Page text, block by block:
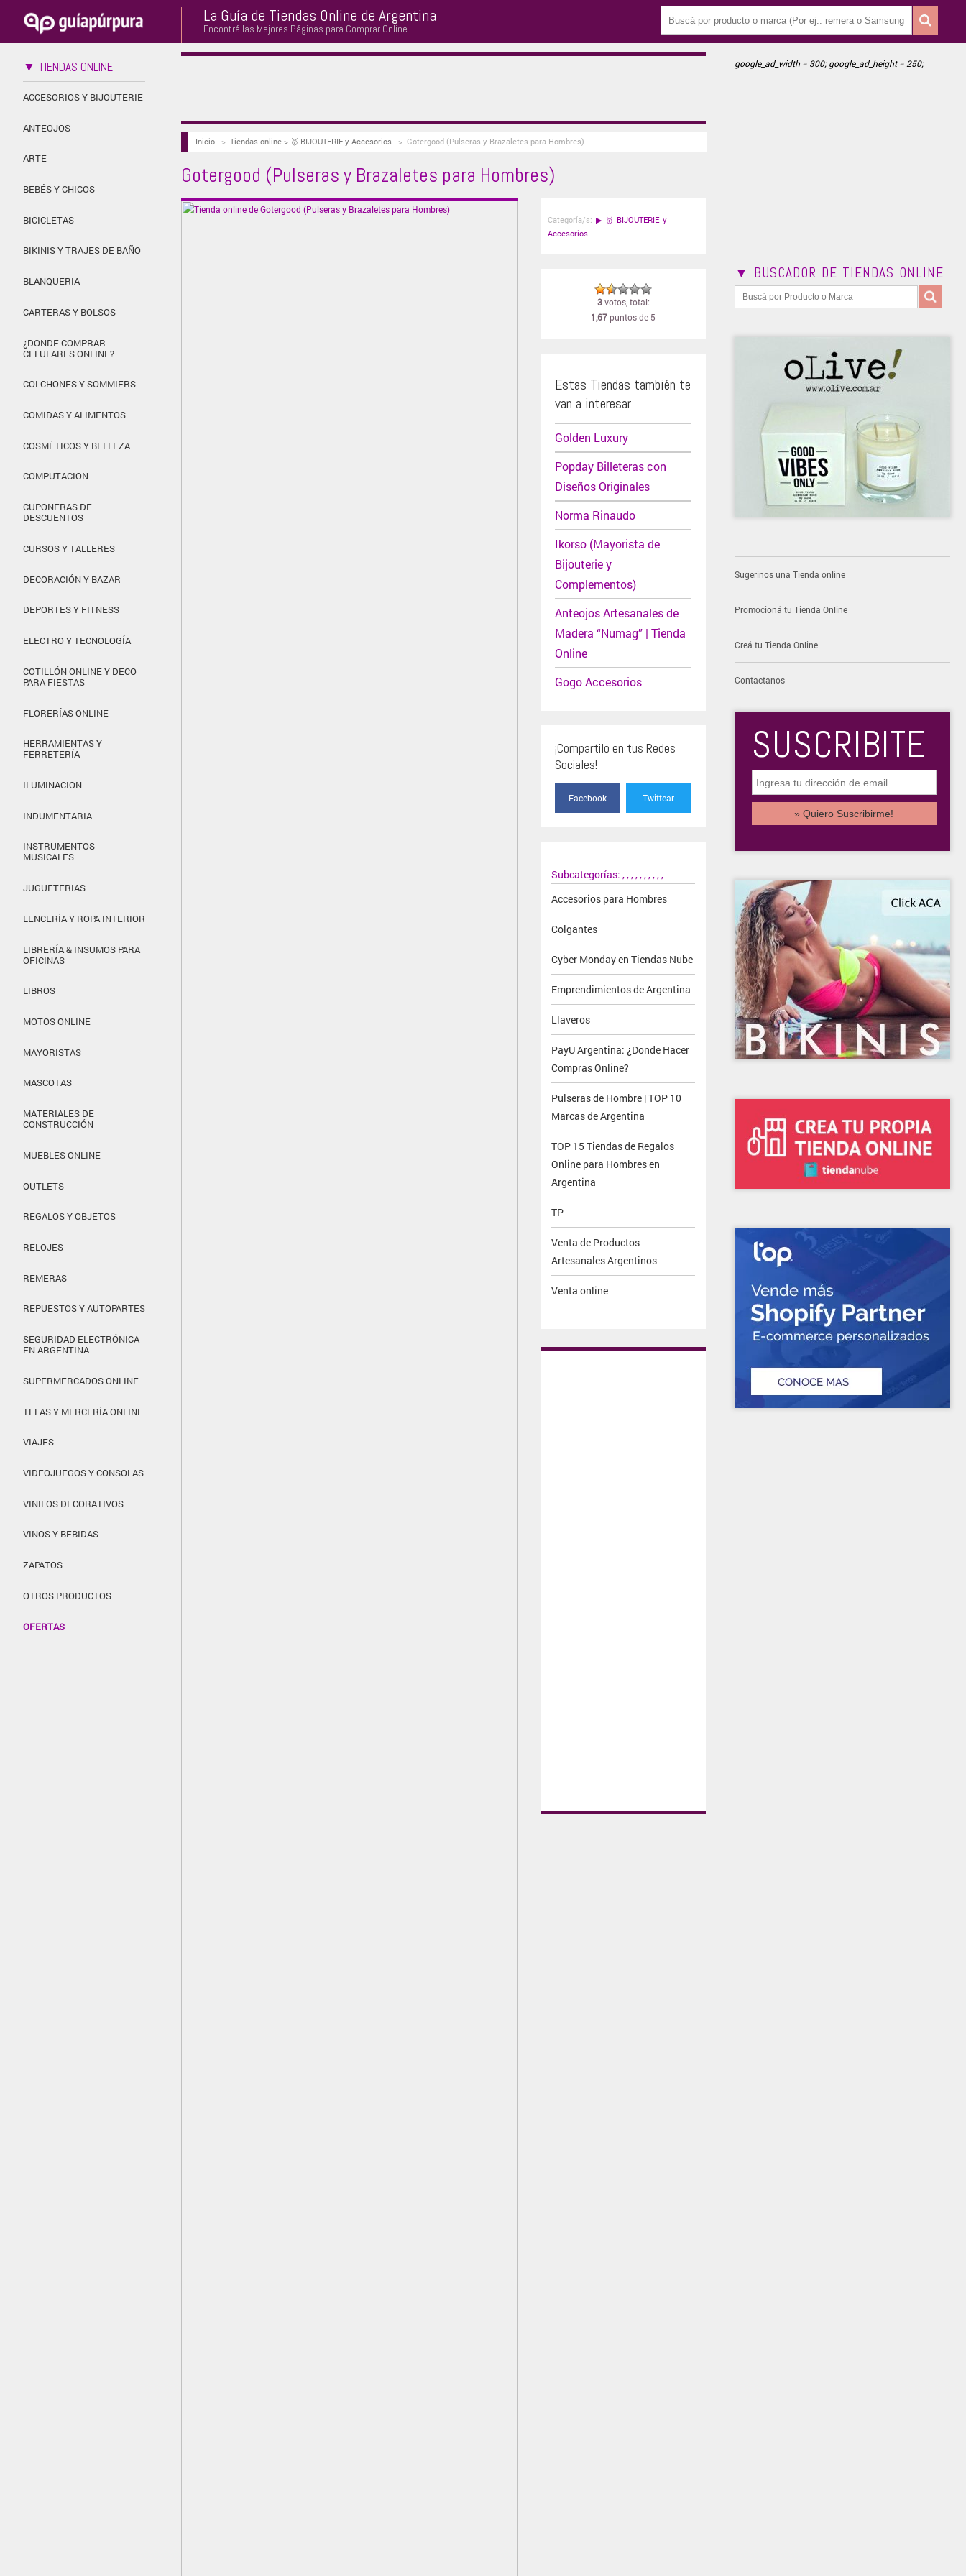
La Guía de Tiendas Online de Argentina
Encontrá las Mejores Páginas para Comprar Online
▼ TIENDAS ONLINE
ACCESORIOS Y BIJOUTERIE
ANTEOJOS
ARTE
BEBÉS Y CHICOS
BICICLETAS
BIKINIS Y TRAJES DE BAÑO
BLANQUERIA
CARTERAS Y BOLSOS
¿DONDE COMPRAR
CELULARES ONLINE?
COLCHONES Y SOMMIERS
COMIDAS Y ALIMENTOS
COSMÉTICOS Y BELLEZA
COMPUTACION
CUPONERAS DE
DESCUENTOS
CURSOS Y TALLERES
DECORACIÓN Y BAZAR
DEPORTES Y FITNESS
ELECTRO Y TECNOLOGÍA
COTILLÓN ONLINE Y DECO
PARA FIESTAS
FLORERÍAS ONLINE
HERRAMIENTAS Y
FERRETERÍA
ILUMINACION
INDUMENTARIA
INSTRUMENTOS
MUSICALES
JUGUETERIAS
LENCERÍA Y ROPA INTERIOR
LIBRERÍA & INSUMOS PARA
OFICINAS
LIBROS
MOTOS ONLINE
MAYORISTAS
MASCOTAS
MATERIALES DE
CONSTRUCCIÓN
MUEBLES ONLINE
OUTLETS
REGALOS Y OBJETOS
RELOJES
REMERAS
REPUESTOS Y AUTOPARTES
SEGURIDAD ELECTRÓNICA
EN ARGENTINA
SUPERMERCADOS ONLINE
TELAS Y MERCERÍA ONLINE
VIAJES
VIDEOJUEGOS Y CONSOLAS
VINILOS DECORATIVOS
VINOS Y BEBIDAS
ZAPATOS
OTROS PRODUCTOS
OFERTAS
Inicio> Tiendas online > 🥇 BIJOUTERIE y Accesorios > Gotergood (Pulseras y Brazaletes para Hombres)
Gotergood (Pulseras y Brazaletes para Hombres)
Categoría/s: ▶ 🥇 BIJOUTERIE y
Accesorios
3votos, total:
1,67puntos de 5
Estas Tiendas también te
van a interesar
Golden Luxury
Popday Billeteras con
Diseños Originales
Norma Rinaudo
Ikorso (Mayorista de
Bijouterie y
Complementos)
Anteojos Artesanales de
Madera “Numag” | Tienda
Online
Gogo Accesorios
¡Compartilo en tus Redes
Sociales!
Facebook Twittear
Subcategorías:
Accesorios para Hombres
,
Colgantes
,
Cyber Monday en Tiendas Nube
,
Emprendimientos de Argentina
,
Llaveros
,
PayU Argentina: ¿Donde Hacer
Compras Online?
,
Pulseras de Hombre | TOP 10
Marcas de Argentina
,
TOP 15 Tiendas de Regalos
Online para Hombres en
Argentina
,
TP
,
Venta de Productos
Artesanales Argentinos
,
Venta online
google_ad_width = 300; google_ad_height = 250;
▼ BUSCADOR DE TIENDAS ONLINE
Sugerinos una Tienda online
Promocioná tu Tienda Online
Creá tu Tienda Online
Contactanos
SUSCRIBITE